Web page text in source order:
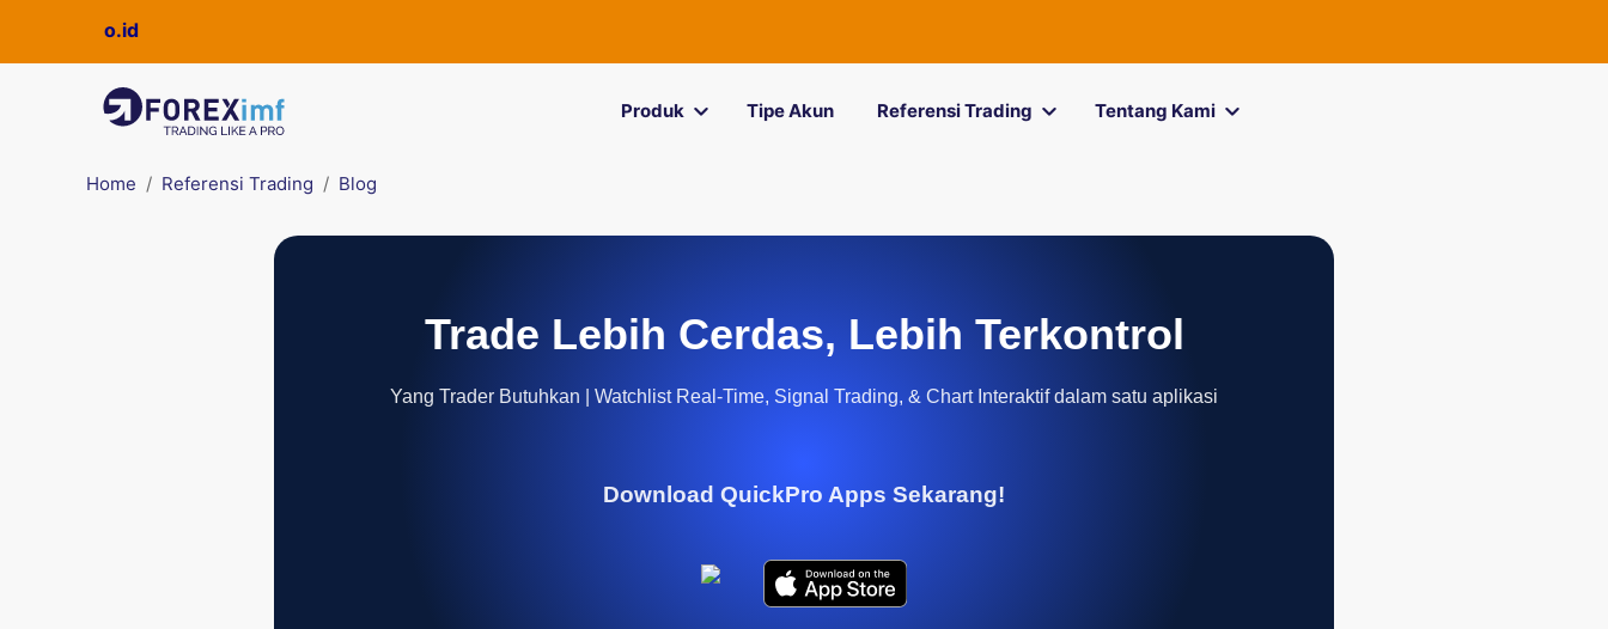
Produk Tipe Akun Referensi Trading Tentang Kami
Home Referensi Trading Blog
Trade Lebih Cerdas, Lebih Terkontrol
Yang Trader Butuhkan | Watchlist Real-Time, Signal Trading, & Chart Interaktif dalam satu aplikasi
Download QuickPro Apps Sekarang!